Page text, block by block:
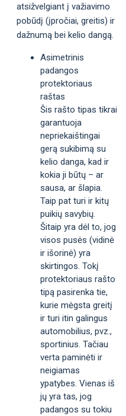
atsižvelgiant į važiavimo
pobūdį (įpročiai, greitis) ir
dažnumą bei kelio dangą.
Asimetrinis
padangos
protektoriaus
raštas
Šis rašto tipas tikrai
garantuoja
nepriekaištingai
gerą sukibimą su
kelio danga, kad ir
kokia ji būtų – ar
sausa, ar šlapia.
Taip pat turi ir kitų
puikių savybių.
Šitaip yra dėl to, jog
visos pusės (vidinė
ir išorinė) yra
skirtingos. Tokį
protektoriaus rašto
tipą pasirenka tie,
kurie mėgsta greitį
ir turi itin galingus
automobilius, pvz.,
sportinius. Tačiau
verta paminėti ir
neigiamas
ypatybes. Vienas iš
jų yra tas, jog
padangos su tokiu